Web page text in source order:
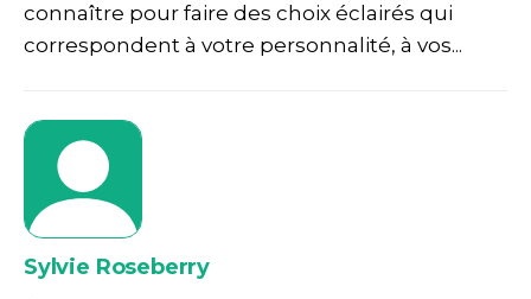
connaître pour faire des choix éclairés qui
correspondent à votre personnalité, à vos...
Sylvie Roseberry